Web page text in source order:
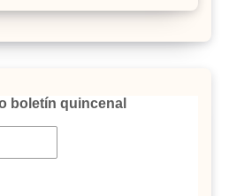
boletín quincenal